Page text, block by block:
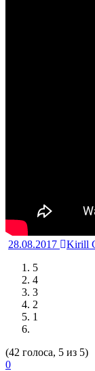
28.08.2017
Kirill
5
4
3
2
1
(42 голоса, 5 из 5)
0